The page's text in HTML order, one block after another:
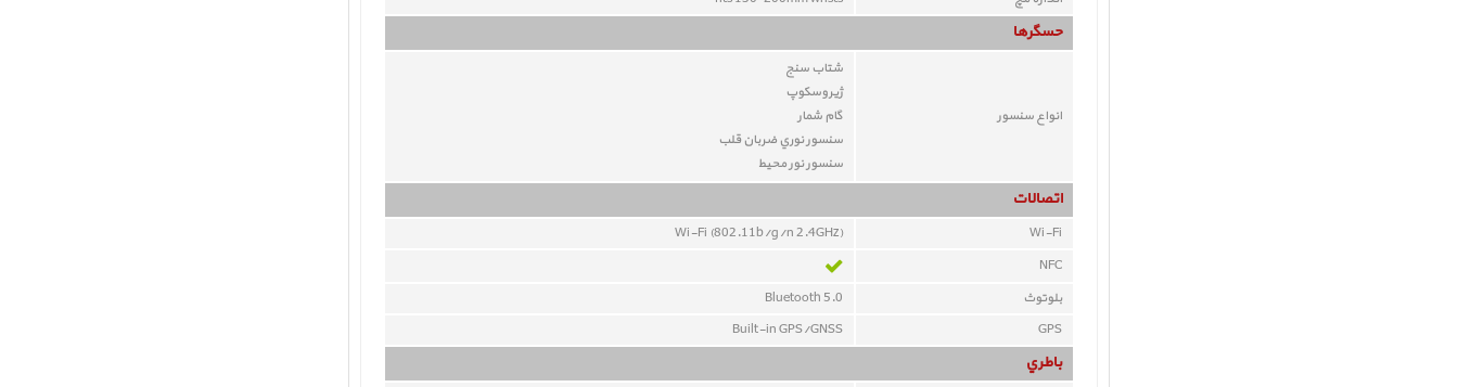
حسگرها
انواع سنسور
شتاب سنج
ژيروسکوپ
گام شمار
سنسور نوري ضربان قلب
سنسور نور محيط
اتصالات
Wi-Fi
Wi-Fi (802.11b/g/n 2.4GHz)
NFC
بلوتوث
Bluetooth 5.0
GPS
Built-in GPS/GNSS
باطري